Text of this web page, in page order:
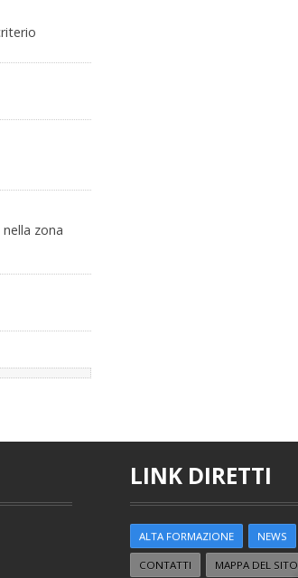
zona
LINK DIRETTI
ALTA FORMAZIONE NEWS
CONTATTI MAPPA DEL SITO